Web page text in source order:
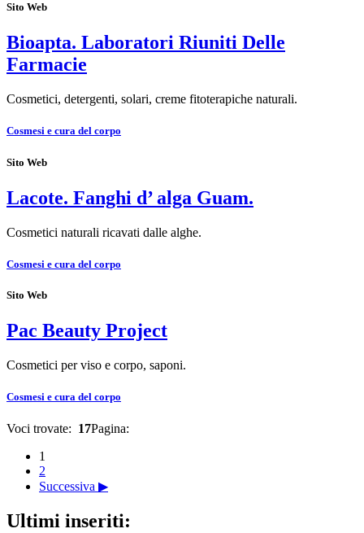
Sito Web
Bioapta. Laboratori Riuniti Delle
Farmacie
Cosmetici, detergenti, solari, creme fitoterapiche naturali.
Cosmesi e cura del corpo
Sito Web
Lacote. Fanghi d’ alga Guam.
Cosmetici naturali ricavati dalle alghe.
Cosmesi e cura del corpo
Sito Web
Pac Beauty Project
Cosmetici per viso e corpo, saponi.
Cosmesi e cura del corpo
Voci trovate: 17Pagina:
1
2
Successiva ▶
Ultimi inseriti: